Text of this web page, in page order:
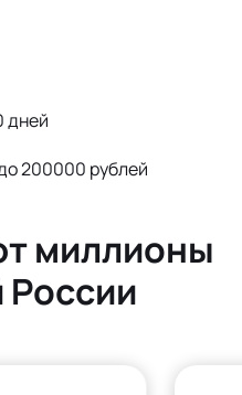
дней
200000 рублей
миллионы